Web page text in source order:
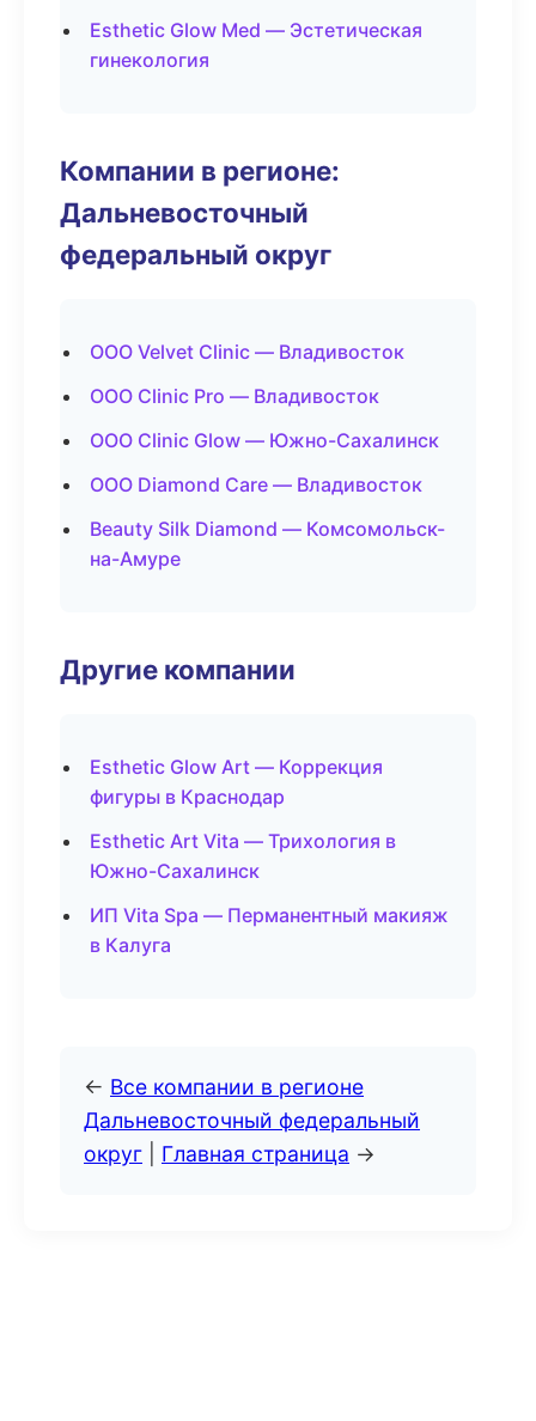
Esthetic Glow Med — Эстетическая
гинекология
Компании в регионе:
Дальневосточный
федеральный округ
ООО Velvet Clinic — Владивосток
ООО Clinic Pro — Владивосток
ООО Clinic Glow — Южно-Сахалинск
ООО Diamond Care — Владивосток
Beauty Silk Diamond — Комсомольск-
на-Амуре
Другие компании
Esthetic Glow Art — Коррекция
фигуры в Краснодар
Esthetic Art Vita — Трихология в
Южно-Сахалинск
ИП Vita Spa — Перманентный макияж
в Калуга
← Все компании в регионе
Дальневосточный федеральный
округ
Главная страница →